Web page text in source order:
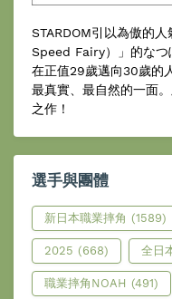
STARDOM引以為傲的
Speed Fairy）」的なつ
在正值29歲邁向30歲的
最真實、最自然的一面
之作！
選手與團體
新日本職業摔角 (1589)
2025 (668) 全日
職業摔角NOAH (491)